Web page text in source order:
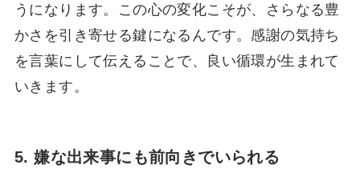
うになります。この心の変化こそが、さらなる豊
かさを引き寄せる鍵になるんです。感謝の気持ち
を言葉にして伝えることで、良い循環が生まれて
いきます。
5. 嫌な出来事にも前向きでいられる